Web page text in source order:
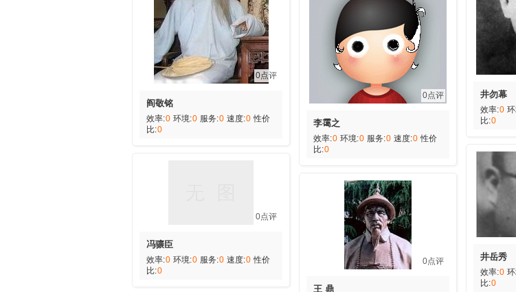
0点评
阎敬铭
效率:0 环境:0 服务:0 速度:0 性价
比:0
0点评
冯骧臣
效率:0 环境:0 服务:0 速度:0 性价
比:0
0点评
李霭之
效率:0 环境:0 服务:0 速度:0 性价
比:0
0点评
王 鼎
井勿幕
效率:0
比:0
井岳秀
效率:0
比:0